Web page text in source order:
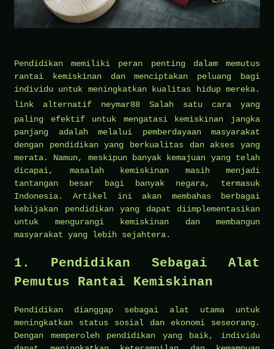
Pendidikan memiliki peran penting dalam memutus
rantai kemiskinan dan menciptakan peluang bagi
individu untuk meningkatkan kualitas hidup mereka.
link alternatif neymar88 Salah satu cara yang
paling efektif untuk mengatasi kemiskinan jangka
panjang adalah melalui pemberdayaan masyarakat
dengan pendidikan yang berkualitas dan akses yang
merata. Namun, meskipun banyak kemajuan yang telah
dicapai, masalah kemiskinan masih menjadi
tantangan besar bagi banyak negara, termasuk
Indonesia. Artikel ini akan membahas berbagai
kebijakan pendidikan yang dapat diimplementasikan
untuk mengurangi kemiskinan dan membangun
masyarakat yang lebih sejahtera.
1. Pendidikan Sebagai Alat
Pemutus Rantai Kemiskinan
Pendidikan dianggap sebagai alat utama untuk
meningkatkan status sosial dan ekonomi seseorang.
Dengan memperoleh pendidikan yang baik, individu